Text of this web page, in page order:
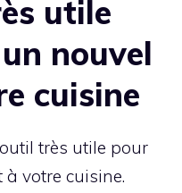
utile
nouvel
cuisine
très utile pour
votre cuisine.